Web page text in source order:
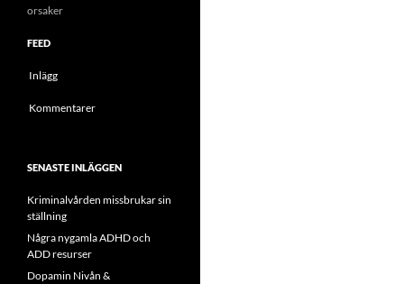
orsaker
FEED
Inlägg
Kommentarer
SENASTE INLÄGGEN
Kriminalvården missbrukar sin
ställning
Några nygamla ADHD och
ADD resurser
Dopamin Nivån &